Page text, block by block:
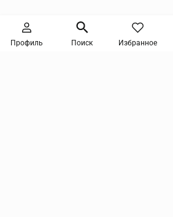
Следите за новинками и акциями
Профиль Поиск Избранное